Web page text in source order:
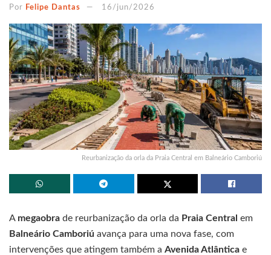
Por Felipe Dantas 16/jun/2026
Reurbanização da orla da Praia Central em Balneário Camboriú
A megaobra de reurbanização da orla da Praia Central em
Balneário Camboriú avança para uma nova fase, com
intervenções que atingem também a Avenida Atlântica e